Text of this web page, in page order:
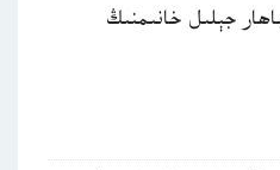
جېلىل خانىمنىڭ